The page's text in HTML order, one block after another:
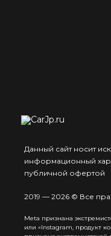
Данный сайт носит
информационный
публичной офертой
2019 — 2026 © Все
Meta признана
или «Instagram, продукт